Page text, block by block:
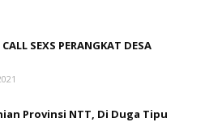
SEXS PERANGKAT DESA
Provinsi NTT, Di Duga Tipu